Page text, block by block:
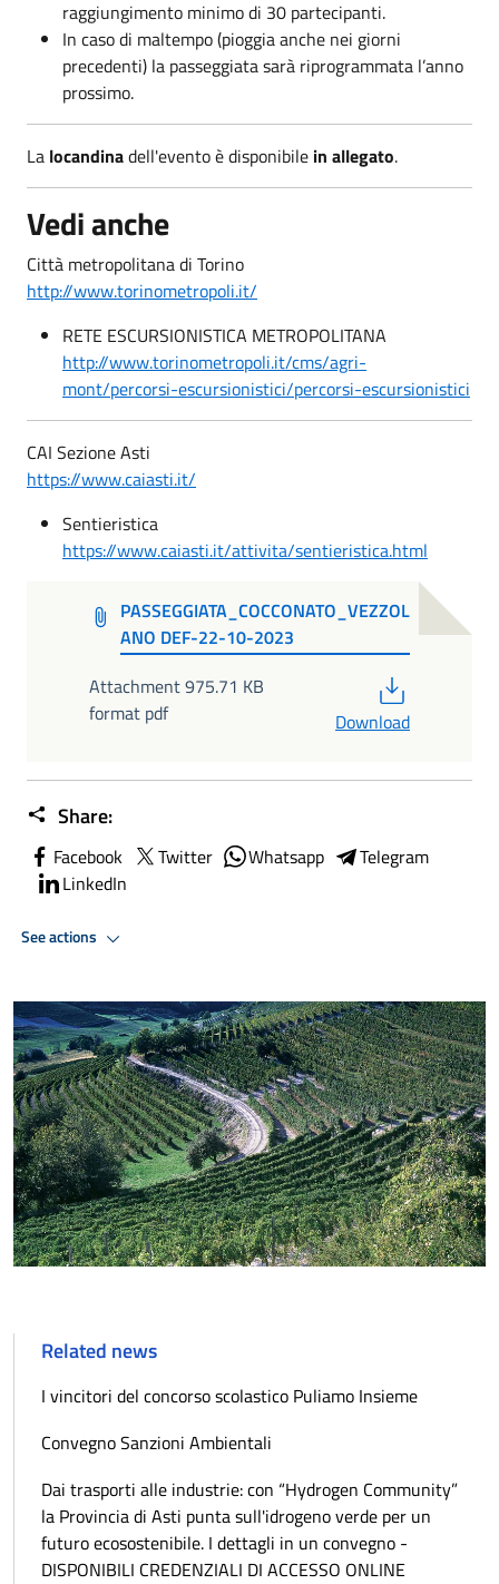
raggiungimento minimo di 30 partecipanti.
In caso di maltempo (pioggia anche nei giorni
precedenti) la passeggiata sarà riprogrammata l’anno
prossimo.
La locandinadell'evento è disponibile in allegato.
Vedi anche
Città metropolitana di Torino
http://www.torinometropoli.it/
RETE ESCURSIONISTICA METROPOLITANA
http://www.torinometropoli.it/cms/agri-
mont/percorsi-escursionistici/percorsi-escursionistici
CAI Sezione Asti
https://www.caiasti.it/
Sentieristica
https://www.caiasti.it/attivita/sentieristica.html
PASSEGGIATA_COCCONATO_VEZZOL
ANO DEF-22-10-2023
Attachment 975.71 KB
format pdf
Download
Share:
Facebook Twitter Whatsapp
Telegram
LinkedIn
See actions
Related news
I vincitori del concorso scolastico Puliamo Insieme
Convegno Sanzioni Ambientali
Dai trasporti alle industrie: con “Hydrogen Community”
la Provincia di Asti punta sull'idrogeno verde per un
futuro ecosostenibile. I dettagli in un convegno -
DISPONIBILI CREDENZIALI DI ACCESSO ONLINE